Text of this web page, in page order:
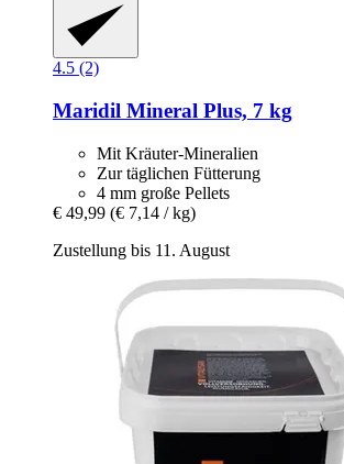
4.5 (2)
Maridil Mineral Plus, 7 kg
Mit Kräuter-Mineralien
Zur täglichen Fütterung
4 mm große Pellets
€ 49,99 (€ 7,14 / kg)
Zustellung bis 11. August